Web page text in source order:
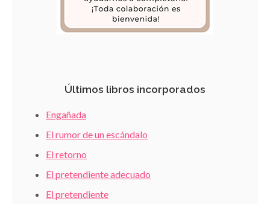
Últimos libros incorporados
Engañada
El rumor de un escándalo
El retorno
El pretendiente adecuado
El pretendiente